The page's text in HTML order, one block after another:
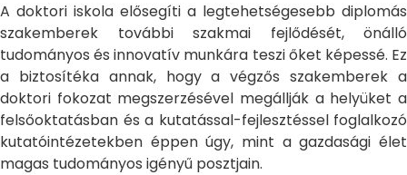
A doktori iskola elősegíti a legtehetségesebb diplomás
szakemberek további szakmai fejlődését, önálló
tudományos és innovatív munkára teszi őket képessé. Ez
a biztosítéka annak, hogy a végzős szakemberek a
doktori fokozat megszerzésével megállják a helyüket a
felsőoktatásban és a kutatással-fejlesztéssel foglalkozó
kutatóintézetekben éppen úgy, mint a gazdasági élet
magas tudományos igényű posztjain.